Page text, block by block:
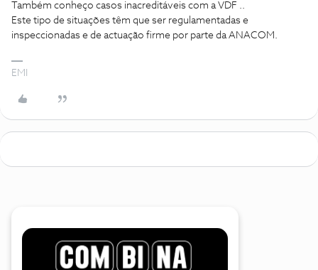
Também conheço casos inacreditáveis com a VDF ..
Este tipo de situações têm que ser regulamentadas e
inspeccionadas e de actuação firme por parte da ANACOM.
EMI